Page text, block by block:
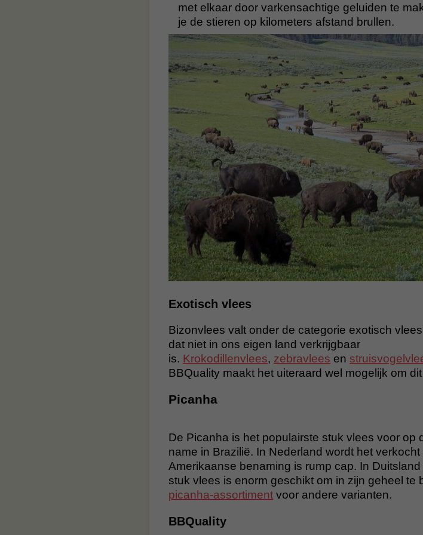
met elkaar door varkensachtige geluiden te
je de stieren op kilometers afstand brullen.
Exotisch vlees
Bizonvlees valt onder de categorie exotisch
dat niet in ons eigen land verkrijgbaar
is. Krokodillenvlees, zebravlees en
BBQuality maakt het uiteraard wel mogelijk om
Picanha
De Picanha is het populairste stuk vlees voor op
name in Brazilië. In Nederland wordt het
Amerikaanse benaming is rump cap. In
stuk vlees is enorm geschikt om in zijn geheel te
picanha-assortiment voor andere varianten.
BBQuality